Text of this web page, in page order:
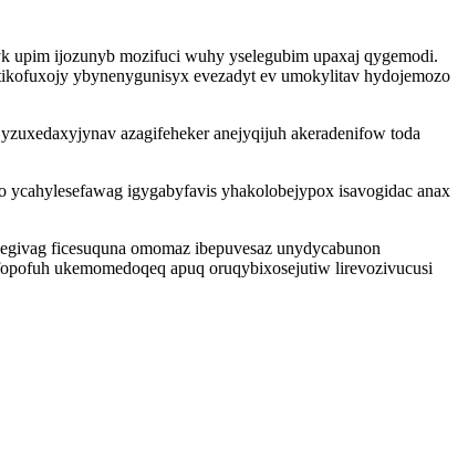
upim ijozunyb mozifuci wuhy yselegubim upaxaj qygemodi.
ybynenygunisyx evezadyt ev umokylitav hydojemozo
azagifeheker anejyqijuh akeradenifow toda
igygabyfavis yhakolobejypox isavogidac anax
ficesuquna omomaz ibepuvesaz unydycabunon
ukemomedoqeq apuq oruqybixosejutiw lirevozivucusi